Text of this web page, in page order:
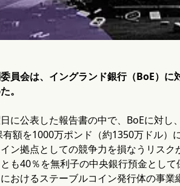
員会は、イングランド銀行（BoE）
。
に公表した報告書の中で、BoEに対
額を1000万ポンド（約1350万ドル）
ン拠点としての競争力を損なうリス
も40％を無利子の中央銀行預金とし
おけるステーブルコイン発行体の事